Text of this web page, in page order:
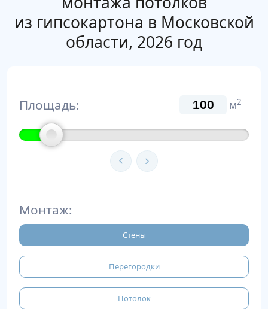
из гипсокартона в Московской
области, 2026 год
Площадь: м2
Монтаж:
Стены
Перегородки
Потолок